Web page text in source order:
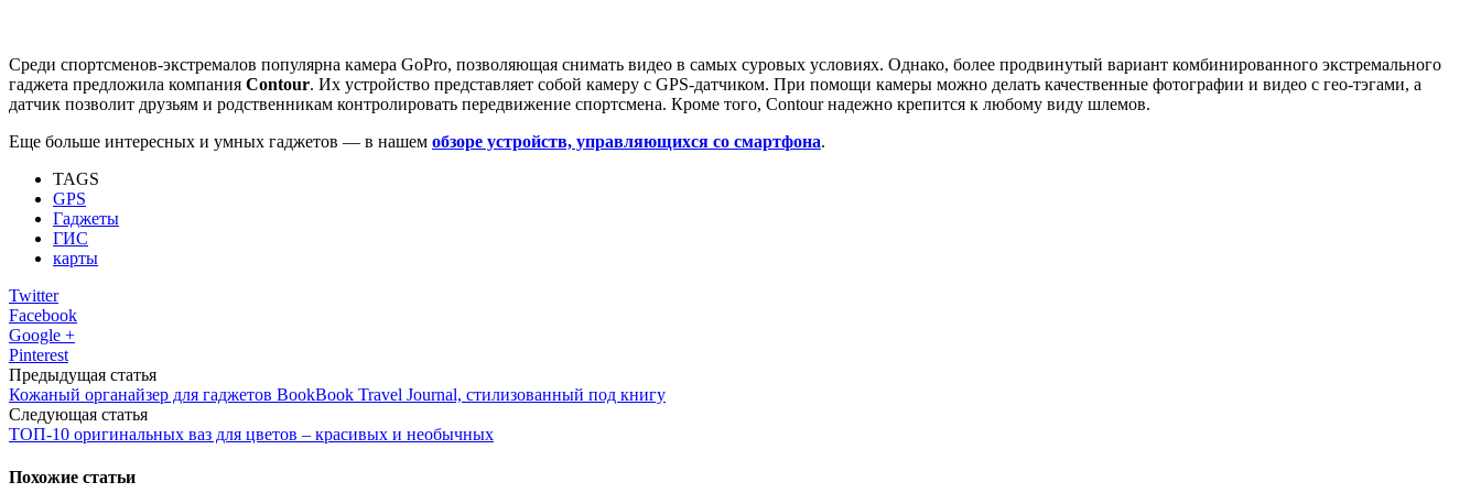
Среди спортсменов-экстремалов популярна камера GoPro, позволяющая снимать видео в самых суровых условиях. Однако, более продвинутый вариант комбинированного экстремального
гаджета предложила компания Contour. Их устройство представляет собой камеру с GPS-датчиком. При помощи камеры можно делать качественные фотографии и видео с гео-тэгами, а
датчик позволит друзьям и родственникам контролировать передвижение спортсмена. Кроме того, Contour надежно крепится к любому виду шлемов.
Еще больше интересных и умных гаджетов — в нашем обзоре устройств, управляющихся со смартфона.
TAGS
GPS
Гаджеты
ГИС
карты
Twitter
Facebook
Google +
Pinterest
Предыдущая статья
Кожаный органайзер для гаджетов BookBook Travel Journal, стилизованный под книгу
Следующая статья
ТОП-10 оригинальных ваз для цветов ‒ красивых и необычных
Похожие статьи